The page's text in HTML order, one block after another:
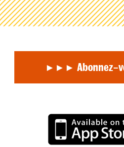
Abonnez-